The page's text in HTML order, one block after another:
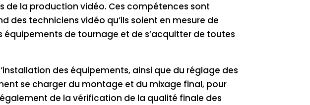
de la production vidéo. Ces compétences sont
des techniciens vidéo qu’ils soient en mesure de
de tournage et de s’acquitter de toutes
des équipements, ainsi que du réglage des
se charger du montage et du mixage final, pour
de la vérification de la qualité finale des